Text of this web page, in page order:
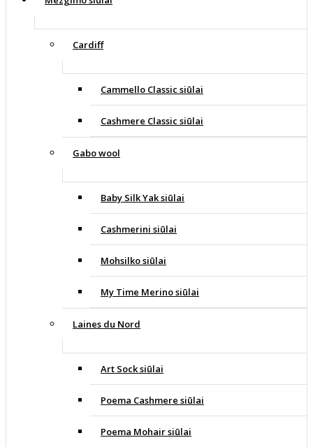
Cardiff
Cammello Classic siūlai
Cashmere Classic siūlai
Gabo wool
Baby Silk Yak siūlai
Cashmerini siūlai
Mohsilko siūlai
My Time Merino siūlai
Laines du Nord
Art Sock siūlai
Poema Cashmere siūlai
Poema Mohair siūlai